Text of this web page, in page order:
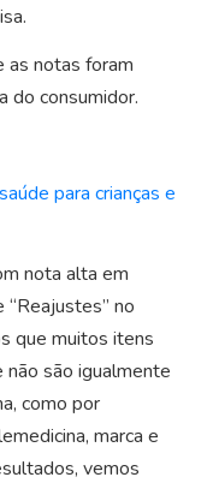
as notas foram
do consumidor.
para crianças e
nota alta em
“Reajustes” no
que muitos itens
não são igualmente
como por
marca e
vemos